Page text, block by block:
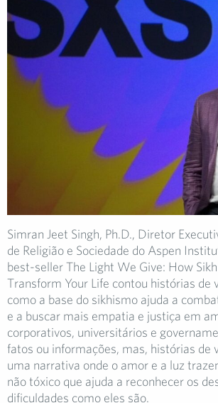
Simran Jeet Singh, Ph.D., Diretor
de Religião e Sociedade do Aspen
best-seller The Light We Give: How
Transform Your Life contou histórias de
como a base do sikhismo ajuda a
e a buscar mais empatia e justiça em
corporativos, universitários e
fatos ou informações, mas, histórias de
uma narrativa onde o amor e a luz
não tóxico que ajuda a reconhecer os
dificuldades como eles são.